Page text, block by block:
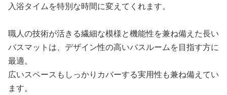
入浴タイムを特別な時間に変えてくれます。
職人の技術が活きる繊細な模様と機能性を兼ね備えた長い
バスマットは、デザイン性の高いバスルームを目指す方に
最適。
広いスペースもしっかりカバーする実用性も兼ね備えてい
ます。